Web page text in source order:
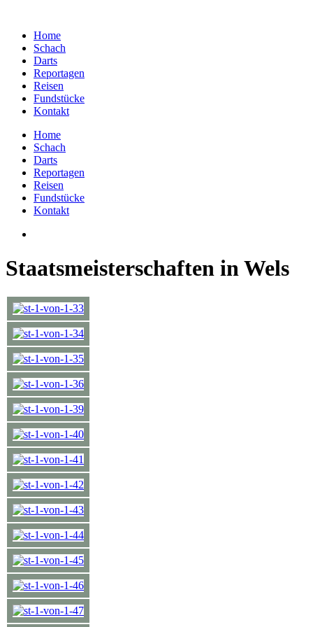
Home
Schach
Darts
Reportagen
Reisen
Fundstücke
Kontakt
Home
Schach
Darts
Reportagen
Reisen
Fundstücke
Kontakt
Staatsmeisterschaften in Wels